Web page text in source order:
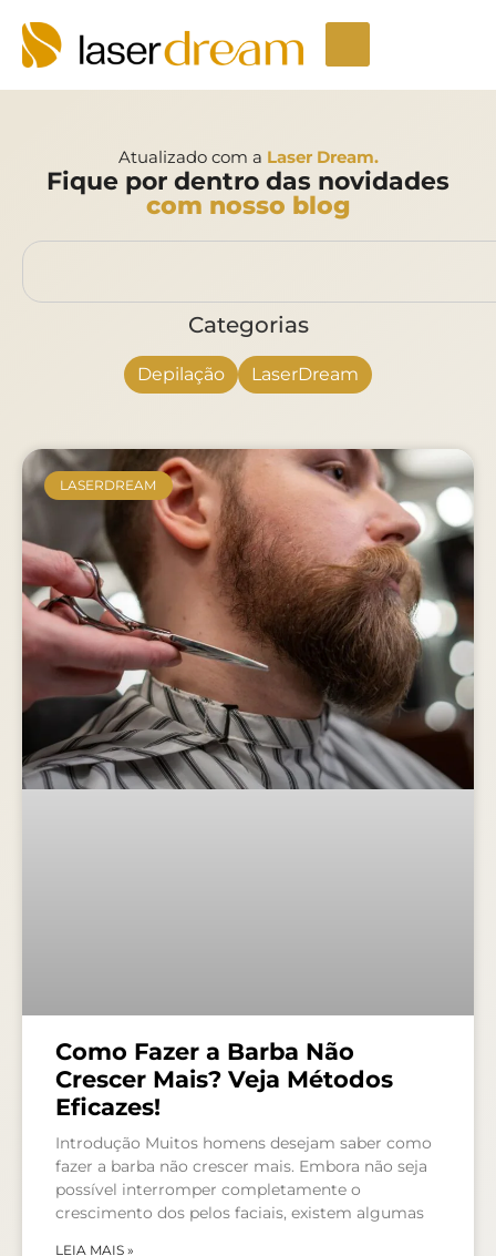
Atualizado com a Laser Dream.
Fique por dentro das novidades
com nosso blog
Categorias
Depilação LaserDream
LASERDREAM
Como Fazer a Barba Não
Crescer Mais? Veja Métodos
Eficazes!
Introdução Muitos homens desejam saber como
fazer a barba não crescer mais. Embora não seja
possível interromper completamente o
crescimento dos pelos faciais, existem algumas
LEIA MAIS »